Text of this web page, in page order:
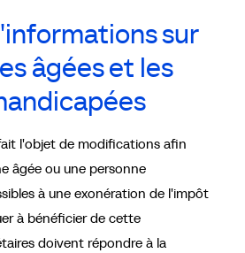
sur
âgées et les
l'objet de modifications afin
âgée ou une personne
à une exonération de l'impôt
à bénéficier de cette
doivent répondre à la